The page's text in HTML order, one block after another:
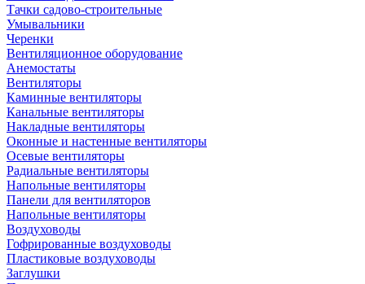
Тачки садово-строительные
Умывальники
Черенки
Вентиляционное оборудование
Анемостаты
Вентиляторы
Каминные вентиляторы
Канальные вентиляторы
Накладные вентиляторы
Оконные и настенные вентиляторы
Осевые вентиляторы
Радиальные вентиляторы
Напольные вентиляторы
Панели для вентиляторов
Напольные вентиляторы
Воздуховоды
Гофрированные воздуховоды
Пластиковые воздуховоды
Заглушки